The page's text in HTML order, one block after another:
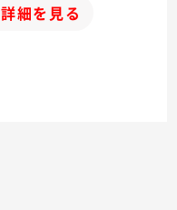
詳細を見る